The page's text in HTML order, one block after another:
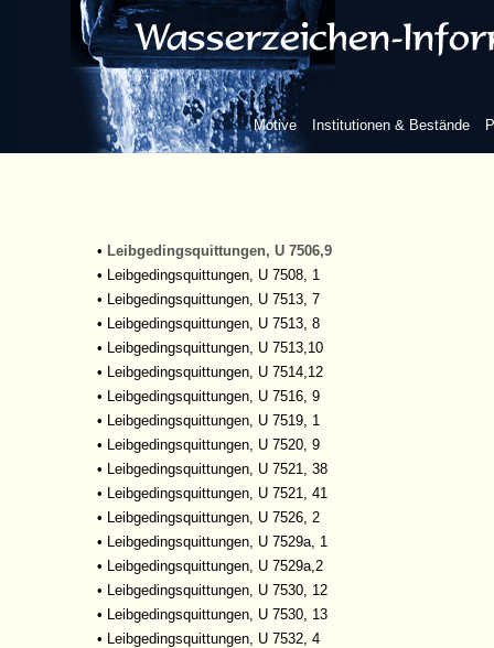
Motive Institutionen & Bestände
• Leibgedingsquittungen, U 7474, 2
•Leibgedingsquittungen, U 7475 b, 8
•Leibgedingsquittungen, U 7480a, 1
•Leibgedingsquittungen, U 7480a, 4
•Leibgedingsquittungen, U 7482, 1
•Leibgedingsquittungen, U 7486, 3
•Leibgedingsquittungen, U 7500, 12
• Leibgedingsquittungen, U 7506,9
• Leibgedingsquittungen, U 7508, 1
• Leibgedingsquittungen, U 7513, 7
• Leibgedingsquittungen, U 7513, 8
• Leibgedingsquittungen, U 7513,10
• Leibgedingsquittungen, U 7514,12
• Leibgedingsquittungen, U 7516, 9
• Leibgedingsquittungen, U 7519, 1
• Leibgedingsquittungen, U 7520, 9
• Leibgedingsquittungen, U 7521, 38
• Leibgedingsquittungen, U 7521, 41
• Leibgedingsquittungen, U 7526, 2
• Leibgedingsquittungen, U 7529a, 1
• Leibgedingsquittungen, U 7529a,2
• Leibgedingsquittungen, U 7530, 12
• Leibgedingsquittungen, U 7530, 13
• Leibgedingsquittungen, U 7532, 4